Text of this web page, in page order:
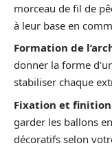
morceau de fil de
à leur base en
Formation de
donner la forme
stabiliser chaque
Fixation et
garder les ballons
décoratifs selon